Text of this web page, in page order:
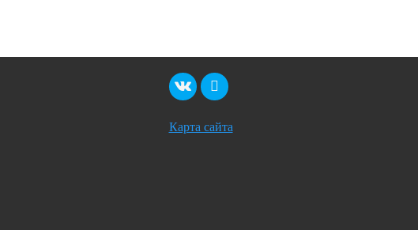
Карта сайта